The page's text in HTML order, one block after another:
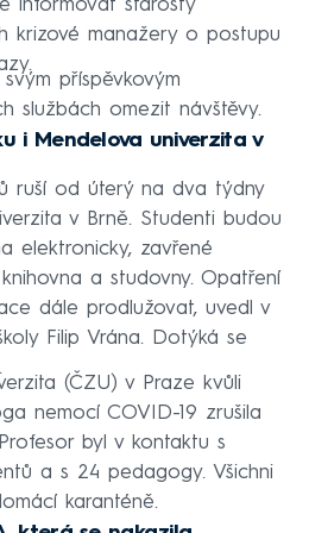
informovat starosty
krizové manažery o postupu
příspěvkovým
službách omezit návštěvy.
i Mendelova univerzita v
ruší od úterý na dva týdny
v Brně. Studenti budou
elektronicky, zavřené
a studovny. Opatření
dále prodlužovat, uvedl v
Filip Vrána. Dotýká se
(ČZU) v Praze kvůli
nemocí COVID-19 zrušila
byl v kontaktu s
a s 24 pedagogy. Všichni
karanténě.